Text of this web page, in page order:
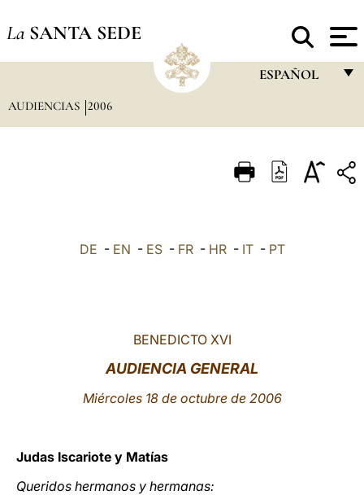
La SANTA SEDE
ESPAÑOL
ITALIANO
LATINE
AUDIENCIAS 2006
DE - EN - ES- FR- HR- IT- PT
BENEDICTO XVI
AUDIENCIA GENERAL
Miércoles 18 de octubre de 2006
Judas Iscariote y Matías
Queridos hermanos y hermanas: